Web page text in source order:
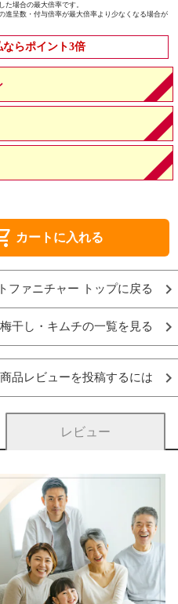
た場合の最大倍率です。
進呈数・付与倍率が最大倍率より少なくなる場合が
らポイント3倍
カートに入れる
ファニチャー トップに戻る
干し・キムチの一覧を見る
商品レビューを投稿するには
レビュー